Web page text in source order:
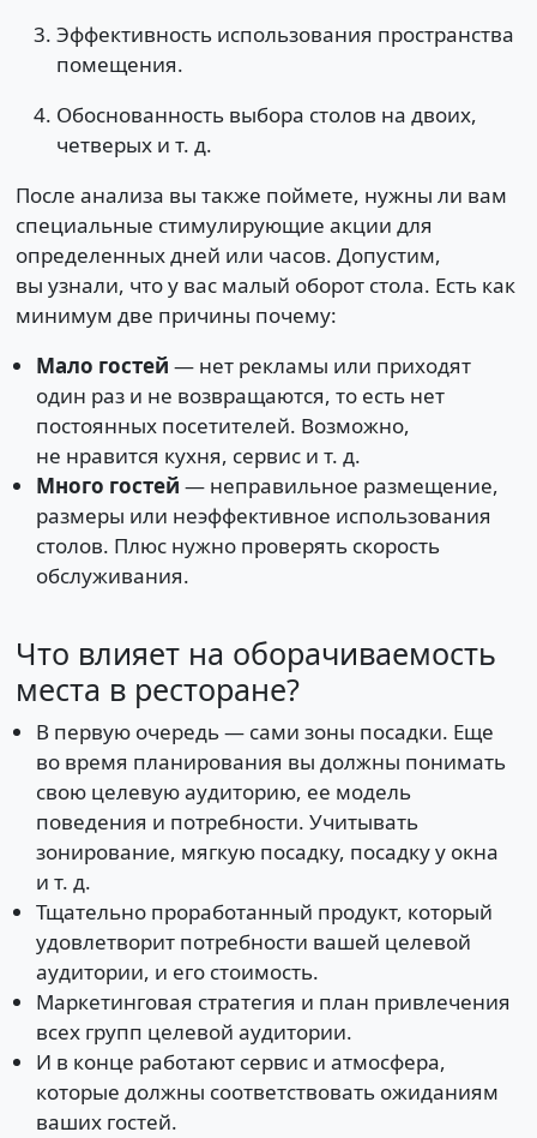
Эффективность использования пространства
помещения.
Обоснованность выбора столов на двоих,
четверых и т. д.
После анализа вы также поймете, нужны ли вам
специальные стимулирующие акции для
определенных дней или часов. Допустим,
вы узнали, что у вас малый оборот стола. Есть как
минимум две причины почему:
Мало гостей — нет рекламы или приходят
один раз и не возвращаются, то есть нет
постоянных посетителей. Возможно,
не нравится кухня, сервис и т. д.
Много гостей — неправильное размещение,
размеры или неэффективное использования
столов. Плюс нужно проверять скорость
обслуживания.
Что влияет на оборачиваемость
места в ресторане?
В первую очередь — сами зоны посадки. Еще
во время планирования вы должны понимать
свою целевую аудиторию, ее модель
поведения и потребности. Учитывать
зонирование, мягкую посадку, посадку у окна
и т. д.
Тщательно проработанный продукт, который
удовлетворит потребности вашей целевой
аудитории, и его стоимость.
Маркетинговая стратегия и план привлечения
всех групп целевой аудитории.
И в конце работают сервис и атмосфера,
которые должны соответствовать ожиданиям
ваших гостей.